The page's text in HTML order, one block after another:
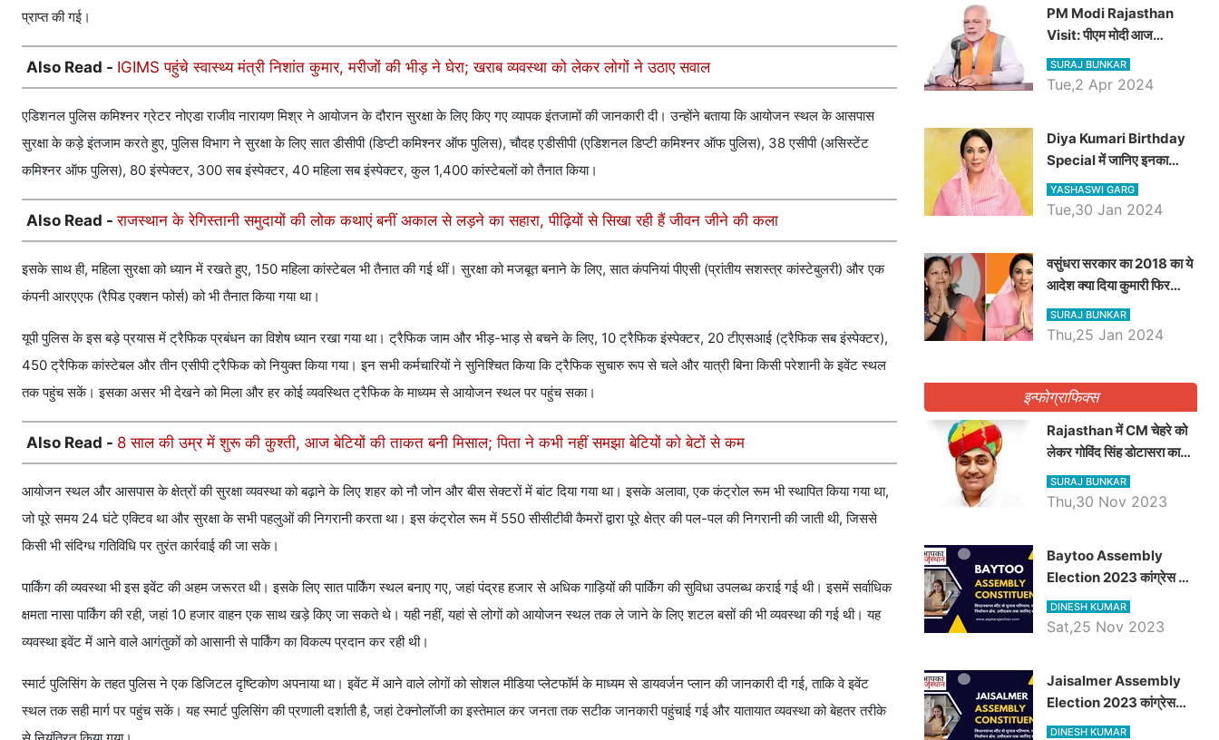
प्राप्त की गई।
Also Read - IGIMS पहुंचे स्वास्थ्य मंत्री निशांत कुमार, मरीजों की भीड़ ने घेरा; खराब व्यवस्था को लेकर लोगों ने उठाए सवाल
एडिशनल पुलिस कमिश्नर ग्रेटर नोएडा राजीव नारायण मिश्र ने आयोजन के दौरान सुरक्षा के लिए किए गए व्यापक इंतजामों की जानकारी दी। उन्होंने बताया कि आयोजन स्थल के आसपास
सुरक्षा के कड़े इंतजाम करते हुए, पुलिस विभाग ने सुरक्षा के लिए सात डीसीपी (डिप्टी कमिश्नर ऑफ पुलिस), चौदह एडीसीपी (एडिशनल डिप्टी कमिश्नर ऑफ पुलिस), 38 एसीपी (असिस्टेंट
कमिश्नर ऑफ पुलिस), 80 इंस्पेक्टर, 300 सब इंस्पेक्टर, 40 महिला सब इंस्पेक्टर, कुल 1,400 कांस्टेबलों को तैनात किया।
Also Read -राजस्थान के रेगिस्तानी समुदायों की लोक कथाएं बनीं अकाल से लड़ने का सहारा, पीढ़ियों से सिखा रही हैं जीवन जीने की कला
इसके साथ ही, महिला सुरक्षा को ध्यान में रखते हुए, 150 महिला कांस्टेबल भी तैनात की गई थीं। सुरक्षा को मजबूत बनाने के लिए, सात कंपनियां पीएसी (प्रांतीय सशस्त्र कांस्टेबुलरी) और एक
कंपनी आरएएफ (रैपिड एक्शन फोर्स) को भी तैनात किया गया था।
यूपी पुलिस के इस बड़े प्रयास में ट्रैफिक प्रबंधन का विशेष ध्यान रखा गया था। ट्रैफिक जाम और भीड़-भाड़ से बचने के लिए, 10 ट्रैफिक इंस्पेक्टर, 20 टीएसआई (ट्रैफिक सब इंस्पेक्टर),
450 ट्रैफिक कांस्टेबल और तीन एसीपी ट्रैफिक को नियुक्त किया गया। इन सभी कर्मचारियों ने सुनिश्चित किया कि ट्रैफिक सुचारु रूप से चले और यात्री बिना किसी परेशानी के इवेंट स्थल
तक पहुंच सकें। इसका असर भी देखने को मिला और हर कोई व्यवस्थित ट्रैफिक के माध्यम से आयोजन स्थल पर पहुंच सका।
Also Read - 8 साल की उम्र में शुरू की कुश्ती, आज बेटियों की ताकत बनी मिसाल; पिता ने कभी नहीं समझा बेटियों को बेटों से कम
आयोजन स्थल और आसपास के क्षेत्रों की सुरक्षा व्यवस्था को बढ़ाने के लिए शहर को नौ जोन और बीस सेक्टरों में बांट दिया गया था। इसके अलावा, एक कंट्रोल रूम भी स्थापित किया गया था,
जो पूरे समय 24 घंटे एक्टिव था और सुरक्षा के सभी पहलुओं की निगरानी करता था। इस कंट्रोल रूम में 550 सीसीटीवी कैमरों द्वारा पूरे क्षेत्र की पल-पल की निगरानी की जाती थी, जिससे
किसी भी संदिग्ध गतिविधि पर तुरंत कार्रवाई की जा सके।
पार्किंग की व्यवस्था भी इस इवेंट की अहम जरूरत थी। इसके लिए सात पार्किंग स्थल बनाए गए, जहां पंद्रह हजार से अधिक गाड़ियों की पार्किंग की सुविधा उपलब्ध कराई गई थी। इसमें सर्वाधिक
क्षमता नासा पार्किंग की रही, जहां 10 हजार वाहन एक साथ खड़े किए जा सकते थे। यही नहीं, यहां से लोगों को आयोजन स्थल तक ले जाने के लिए शटल बसों की भी व्यवस्था की गई थी। यह
व्यवस्था इवेंट में आने वाले आगंतुकों को आसानी से पार्किंग का विकल्प प्रदान कर रही थी।
स्मार्ट पुलिसिंग के तहत पुलिस ने एक डिजिटल दृष्टिकोण अपनाया था। इवेंट में आने वाले लोगों को सोशल मीडिया प्लेटफॉर्म के माध्यम से डायवर्जन प्लान की जानकारी दी गई, ताकि वे इवेंट
स्थल तक सही मार्ग पर पहुंच सकें। यह स्मार्ट पुलिसिंग की प्रणाली दर्शाती है, जहां टेक्नोलॉजी का इस्तेमाल कर जनता तक सटीक जानकारी पहुंचाई गई और यातायात व्यवस्था को बेहतर तरीके
PM Modi Rajasthan
Visit: पीएम मोदी आज
राजस्थान में कोटपूतली में करेंगे
विशाल रैली, एक सभा से 8 सीटों
SURAJ BUNKAR
Tue,2 Apr 2024
Diya Kumari Birthday
Special में जानिए इनका
राजकुमारी से राजस्थान की
डिप्टी सीएम बनने तक का सफर,
YASHASWI GARG
Tue,30 Jan 2024
वसुंधरा सरकार का 2018 का ये
आदेश क्या दिया कुमारी फिर
करेंगी लागू? कांग्रेस सरकार ने
किया था निरस्त
SURAJ BUNKAR
Thu,25 Jan 2024
इन्फोग्राफिक्स
Rajasthan में CM चेहरे को
लेकर गोविंद सिंह डोटासरा का
बड़ा बयान आया सामने, जानें
विचार
SURAJ BUNKAR
Thu,30 Nov 2023
Baytoo Assembly
Election 2023 कांग्रेस से
हरीश चौधरी तो बालाराम मुंड होंगे
भाजपा उम्मीदवार, जानिये बायतू
DINESH KUMAR
Sat,25 Nov 2023
​​​​​​​Jaisalmer Assembly
Election 2023 कांग्रेस
रूपा राम मेघवाल तो छोटु सिंह
DINESH KUMAR